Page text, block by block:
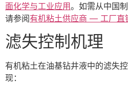
面化学与工业应用。如需从中国
请参阅有机粘土供应商 — 工厂直
滤失控制机理
有机粘土在油基钻井液中的滤失
现：